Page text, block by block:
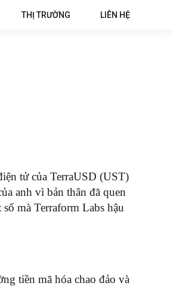
THỊ TRƯỜNG LIÊN HỆ
tử của TerraUSD (UST)
anh vì bản thân đã quen
mà Terraform Labs hậu
tiền mã hóa chao đảo và